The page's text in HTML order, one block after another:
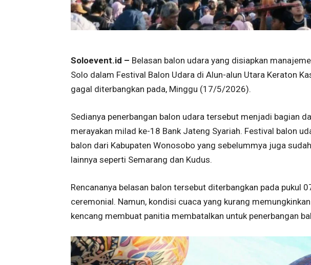
Soloevent.id – Belasan balon udara yang disiapkan
Solo dalam Festival Balon Udara di Alun-alun Utara Keraton
gagal diterbangkan pada, Minggu (17/5/2026).
Sedianya penerbangan balon udara tersebut menjadi bagian
merayakan milad ke-18 Bank Jateng Syariah. Festival balon
balon dari Kabupaten Wonosobo yang sebelummya juga
lainnya seperti Semarang dan Kudus.
Rencananya belasan balon tersebut diterbangkan pada pukul
ceremonial. Namun, kondisi cuaca yang kurang
kencang membuat panitia membatalkan untuk penerbangan